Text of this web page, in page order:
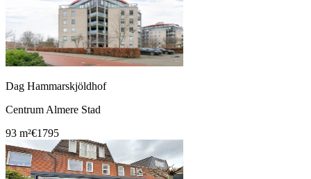
Dag Hammarskjöldhof
Centrum Almere Stad
93 m²€1795